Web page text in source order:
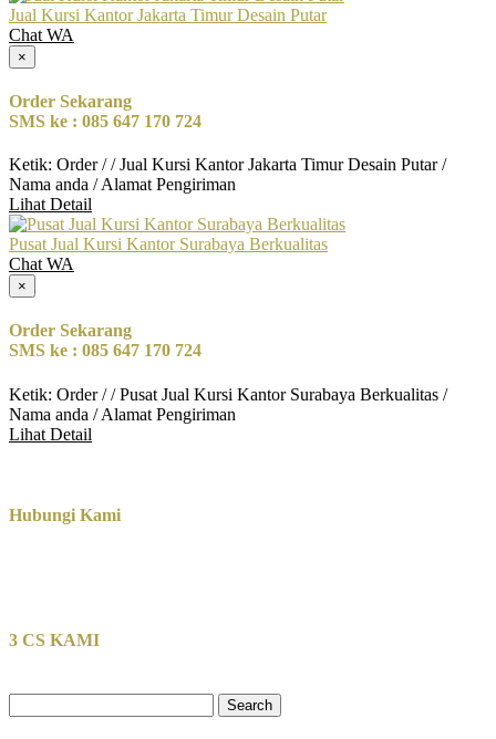
Jual Kursi Kantor Jakarta Timur Desain Putar
Chat WA
×
Order Sekarang
SMS ke : 085 647 170 724
Ketik: Order / / Jual Kursi Kantor Jakarta Timur Desain Putar /
Nama anda / Alamat Pengiriman
Lihat Detail
Pusat Jual Kursi Kantor Surabaya Berkualitas
Chat WA
×
Order Sekarang
SMS ke : 085 647 170 724
Ketik: Order / / Pusat Jual Kursi Kantor Surabaya Berkualitas /
Nama anda / Alamat Pengiriman
Lihat Detail
Hubungi Kami
3 CS KAMI
for: